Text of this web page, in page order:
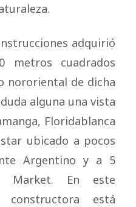
adquirió
metros cuadrados
nororiental de dicha
alguna una vista
Floridablanca
ubicado a pocos
Argentino y a 5
Market. En este
está